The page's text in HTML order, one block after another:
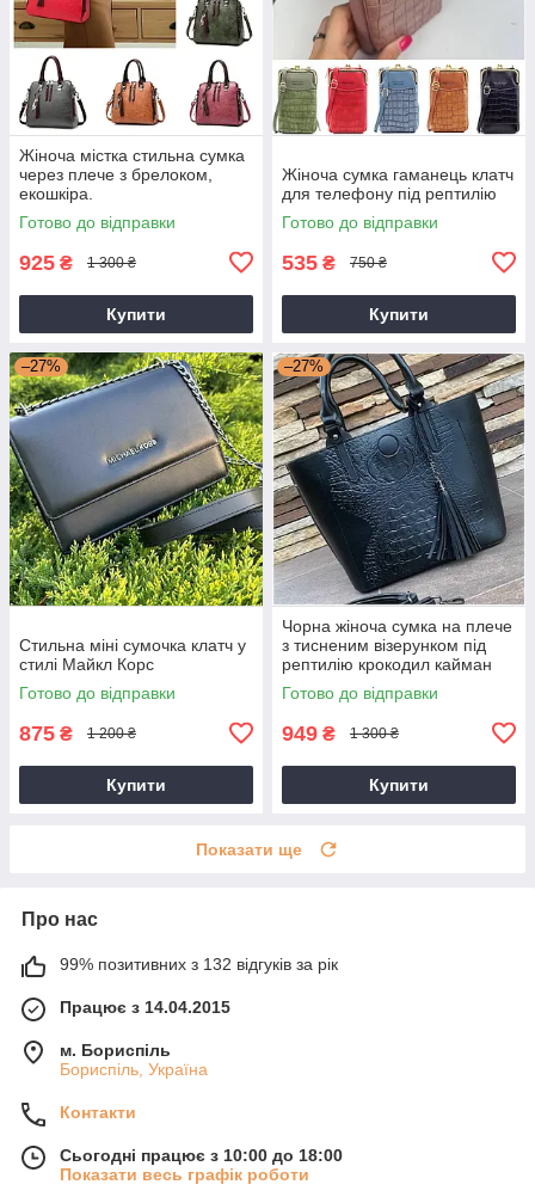
Жіноча містка стильна сумка
через плече з брелоком,
екошкіра.
Готово до відправки
925 ₴ 1 300 ₴
Купити
Жіноча сумка гаманець клатч
для телефону під рептилію
Готово до відправки
535 ₴ 750 ₴
Купити
–27%
Стильна міні сумочка клатч у
стилі Майкл Корс
Готово до відправки
875 ₴ 1 200 ₴
Купити
–27%
Чорна жіноча сумка на плече
з тисненим візерунком під
рептилію крокодил кайман
Готово до відправки
949 ₴ 1 300 ₴
Купити
Показати ще
Про нас
99% позитивних з 132 відгуків за рік
Працює з 14.04.2015
м. Бориспіль
Бориспіль, Україна
Контакти
Сьогодні працює з 10:00 до 18:00
Показати весь графік роботи